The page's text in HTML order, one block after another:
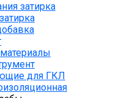
затирка
для ГКЛ